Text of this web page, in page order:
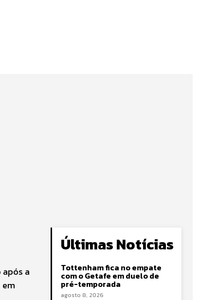
a
Últimas Notícias
Tottenham fica no empate
com o Getafe em duelo de
pré-temporada
agosto 8, 2026